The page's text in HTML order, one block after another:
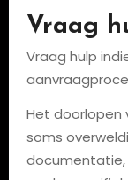
Vraag
Vraag hulp
Het doorlopen
soms
documentatie,